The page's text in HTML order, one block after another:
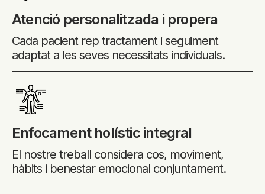
Atenció personalitzada i propera
Cada pacient rep tractament i seguiment
adaptat a les seves necessitats individuals.
Enfocament holístic integral
El nostre treball considera cos, moviment,
hàbits i benestar emocional conjuntament.